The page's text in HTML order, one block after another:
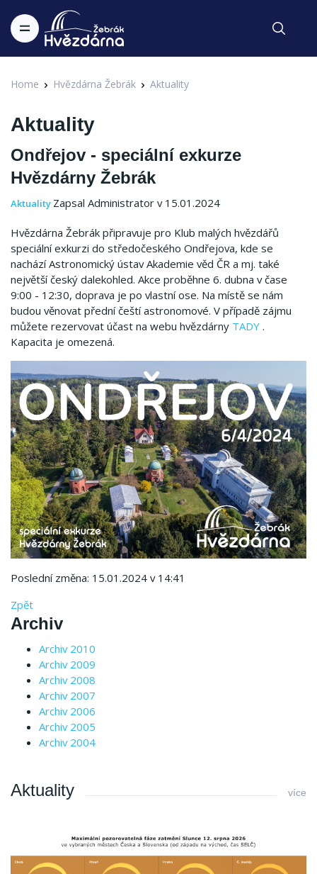
Home Hvězdárna Žebrák Aktuality
Aktuality
Ondřejov - speciální exkurze
Hvězdárny Žebrák
Aktuality Zapsal Administrator v 15.01.2024
Hvězdárna Žebrák připravuje pro Klub malých hvězdářů
speciální exkurzi do středočeského Ondřejova, kde se
nachází Astronomický ústav Akademie věd ČR a mj. také
největší český dalekohled. Akce proběhne 6. dubna v čase
9:00 - 12:30, doprava je po vlastní ose. Na místě se nám
budou věnovat přední čeští astronomové. V případě zájmu
můžete rezervovat účast na webu hvězdárny TADY .
Kapacita je omezená.
Poslední změna: 15.01.2024 v 14:41
Zpět
Archiv
Archiv 2010
Archiv 2009
Archiv 2008
Archiv 2007
Archiv 2006
Archiv 2005
Archiv 2004
Aktuality více